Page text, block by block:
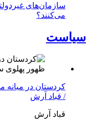
سازمان‌های
می‌کنند؟
سیاست
کردستان در میانه
/ قباد آرش
قباد آرش